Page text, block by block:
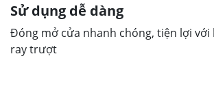
Sử dụng dễ dàng
Đóng mở cửa nhanh chóng, tiện lợi
ray trượt